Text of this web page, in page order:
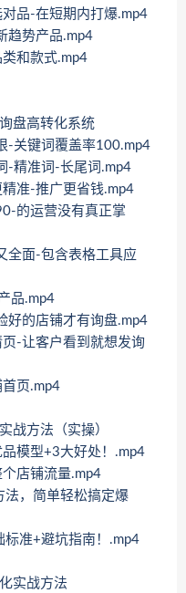
品-在短期内打爆.mp4
趋势产品.mp4
和款式.mp4
盘高转化系统
-关键词覆盖率100.mp4
-精准词-长尾词.mp4
准-推广更省钱.mp4
的运营没有真正掌
全面-包含表格工具应
品.mp4
好的店铺才有询盘.mp4
-让客户看到就想发询
首页.mp4
战方法（实操）
模型+3大好处！.mp4
店铺流量.mp4
法，简单轻松搞定爆
标准+避坑指南！.mp4
实战方法